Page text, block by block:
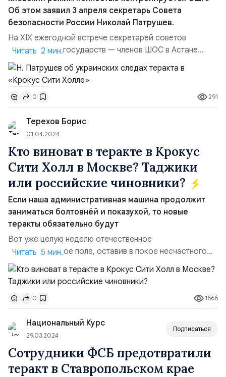
Об этом заявил 3 апреля секретарь Совета
безопасности России Николай Патрушев.
На XIX ежегодной встрече секретарей советов
безопасности государств — членов ШОС в Астане
Николай Патрушев отметил, что версию о том, что
теракт совершили члены афганского филиала
запрещённого в России ИГИЛ*, а не украинские
власти, стараются навязать. Секретарь Совбеза
подчеркнул, что важнее оперативно установить
заказчиков и спонсоров престу...
Читать 2 мин.
0 291
Терехов Борис
01.04.2024
Кто виноват в теракте в Крокус
Сити Холл в Москве? Таджики
или российские чиновники?
Если наша административная машина продолжит
заниматься болтовнёй и показухой, то новые
теракты обязательно будут
Вот уже целую неделю отечественное
информационное поле, оставив в покое несчастного
Филиппа Киркорова, изливает мегатонны яда на
мигрантов из Средней Азии, как трудовых, так и не
очень. С большой долей вероятности можно
предположить, что эта тема не сойдёт на нет ещё
недели две-три, пока специально обученные люди не
переключат внимание разгневанной обще...
Читать 5 мин.
0 1666
Национальный Курс
29.03.2024
Подписаться
Сотрудники ФСБ предотвратили
теракт в Ставропольском крае